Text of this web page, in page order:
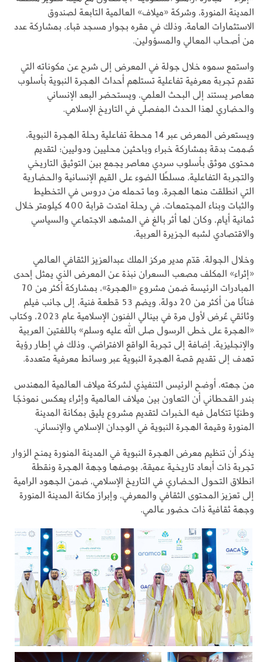
المدينة المنورة، وشركة «ميلاف» العالمية التابعة لصندوق
الاستثمارات العامة، وذلك في مقره بجوار مسجد قباء، بمشاركة عدد
من أصحاب المعالي والمسؤولين.
واستمع سموه خلال جولة في المعرض إلى شرح عن مكوناته التي
تقدم تجربة معرفية تفاعلية تستلهم أحداث الهجرة النبوية بأسلوب
معاصر يستند إلى البحث العلمي، ويستحضر البعد الإنساني
والحضاري لهذا الحدث المفصلي في التاريخ الإسلامي.
ويستعرض المعرض عبر 14 محطة تفاعلية رحلة الهجرة النبوية،
صُممت بدقة بمشاركة خبراء وباحثين محليين ودوليين؛ لتقديم
محتوى موثق بأسلوب سردي معاصر يجمع بين التوثيق التاريخي
والتجربة التفاعلية، مسلطًا الضوء على القيم الإنسانية والحضارية
التي انطلقت منها الهجرة، وما تحمله من دروس في التخطيط
والثبات وبناء المجتمعات، في رحلة امتدت قرابة 400 كيلومتر خلال
ثمانية أيام، وكان لها أثر بالغ في المشهد الاجتماعي والسياسي
والاقتصادي لشبه الجزيرة العربية.
وخلال الجولة، قدّم مدير مركز الملك عبدالعزيز الثقافي العالمي
«إثراء» المكلف مصعب السعران نبذة عن المعرض الذي يمثل إحدى
المبادرات الرئيسة ضمن مشروع «الهجرة»، بمشاركة أكثر من 70
فنانًا من أكثر من 20 دولة، ويضم 53 قطعة فنية، إلى جانب فيلم
وثائقي عُرض لأول مرة في بينالي الفنون الإسلامية عام 2023، وكتاب
«الهجرة على خطى الرسول صلى الله عليه وسلم» باللغتين العربية
والإنجليزية، إضافة إلى تجربة الواقع الافتراضي، وذلك في إطار رؤية
تهدف إلى تقديم قصة الهجرة النبوية عبر وسائط معرفية متعددة.
من جهته، أوضح الرئيس التنفيذي لشركة ميلاف العالمية المهندس
بندر القحطاني أن التعاون بين ميلاف العالمية وإثراء يعكس نموذجًا
وطنيًا تتكامل فيه الخبرات لتقديم مشروع يليق بمكانة المدينة
المنورة وقيمة الهجرة النبوية في الوجدان الإسلامي والإنساني.
يذكر أن تنظيم معرض الهجرة النبوية في المدينة المنورة يمنح الزوار
تجربة ذات أبعاد تاريخية عميقة، بوصفها وجهة الهجرة ونقطة
انطلاق التحول الحضاري في التاريخ الإسلامي، ضمن الجهود الرامية
إلى تعزيز المحتوى الثقافي والمعرفي، وإبراز مكانة المدينة المنورة
وجهة ثقافية ذات حضور عالمي.